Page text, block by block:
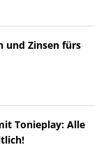
und Zinsen fürs
Tonieplay: Alle